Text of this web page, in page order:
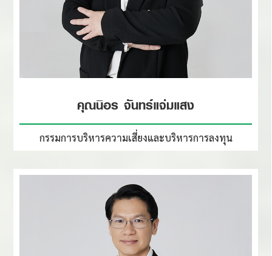
คุณนิอร จันทร์แจ่มแสง
กรรมการบริหารความเสี่ยงและบริหารการลงทุน